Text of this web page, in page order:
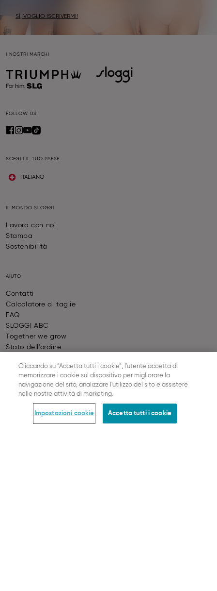
SÌ, VOGLIO ISCRIVERMI!
I NOSTRI MARCHI
FOLLOW US
SCEGLI IL TUO PAESE
ITALIANO
IL MONDO SLOGGI
Lavora con noi
Stampa
Sostenibilità
AIUTO
Contatti
Calcolatore di taglie
FAQ
SLOGGI ABC
Together we grow
Stato dell'ordine
ORDINI & NOTA LEGALE
Pagamento
Spedizione
Cliccando su “Accetta tutti i cookie”, l'utente accetta di
memorizzare i cookie sul dispositivo per migliorare la
navigazione del sito, analizzare l'utilizzo del sito e assistere
nelle nostre attività di marketing.
Impostazioni cookie Accetta tutti i cookie